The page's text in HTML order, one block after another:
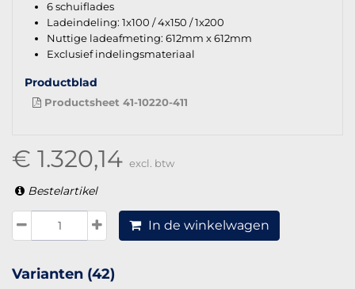
6 schuiflades
Ladeindeling: 1x100 / 4x150 / 1x200
Nuttige ladeafmeting: 612mm x 612mm
Exclusief indelingsmateriaal
Productblad
Productsheet 41-10220-411
€ 1.320,14 excl. btw
Bestelartikel
In de winkelwagen
Varianten (42)